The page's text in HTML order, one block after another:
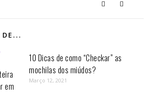
DE...
em
10 Dicas de como “Checkar” as
mochilas dos miúdos?
Março 12, 2021